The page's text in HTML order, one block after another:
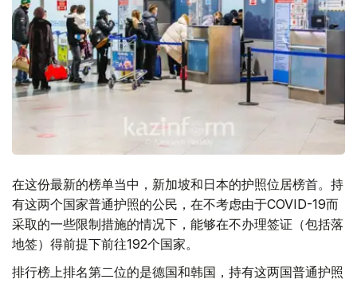
在这份最新的榜单当中，新加坡和日本的护照位居榜首。持
有这两个国家普通护照的公民，在不考虑由于COVID-19而
采取的一些限制措施的情况下，能够在不办理签证（包括落
地签）得前提下前往192个国家。
排行榜上排名第二位的是德国和韩国，持有这两国普通护照